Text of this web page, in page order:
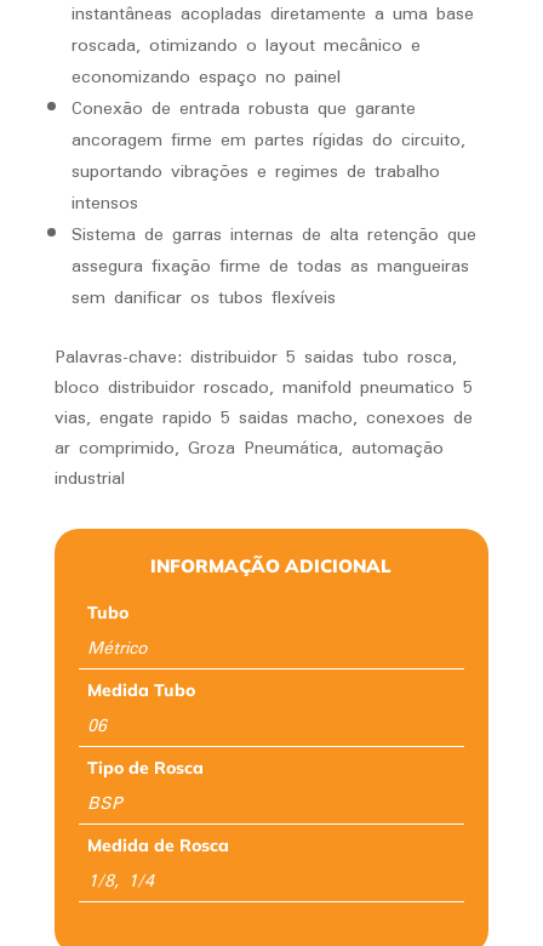
instantâneas acopladas diretamente a uma base
roscada, otimizando o layout mecânico e
economizando espaço no painel
Conexão de entrada robusta que garante
ancoragem firme em partes rígidas do circuito,
suportando vibrações e regimes de trabalho
intensos
Sistema de garras internas de alta retenção que
assegura fixação firme de todas as mangueiras
sem danificar os tubos flexíveis
Palavras-chave: distribuidor 5 saidas tubo rosca,
bloco distribuidor roscado, manifold pneumatico 5
vias, engate rapido 5 saidas macho, conexoes de
ar comprimido, Groza Pneumática, automação
industrial
INFORMAÇÃO ADICIONAL
Tubo
Métrico
Medida Tubo
06
Tipo de Rosca
BSP
Medida de Rosca
1/8, 1/4